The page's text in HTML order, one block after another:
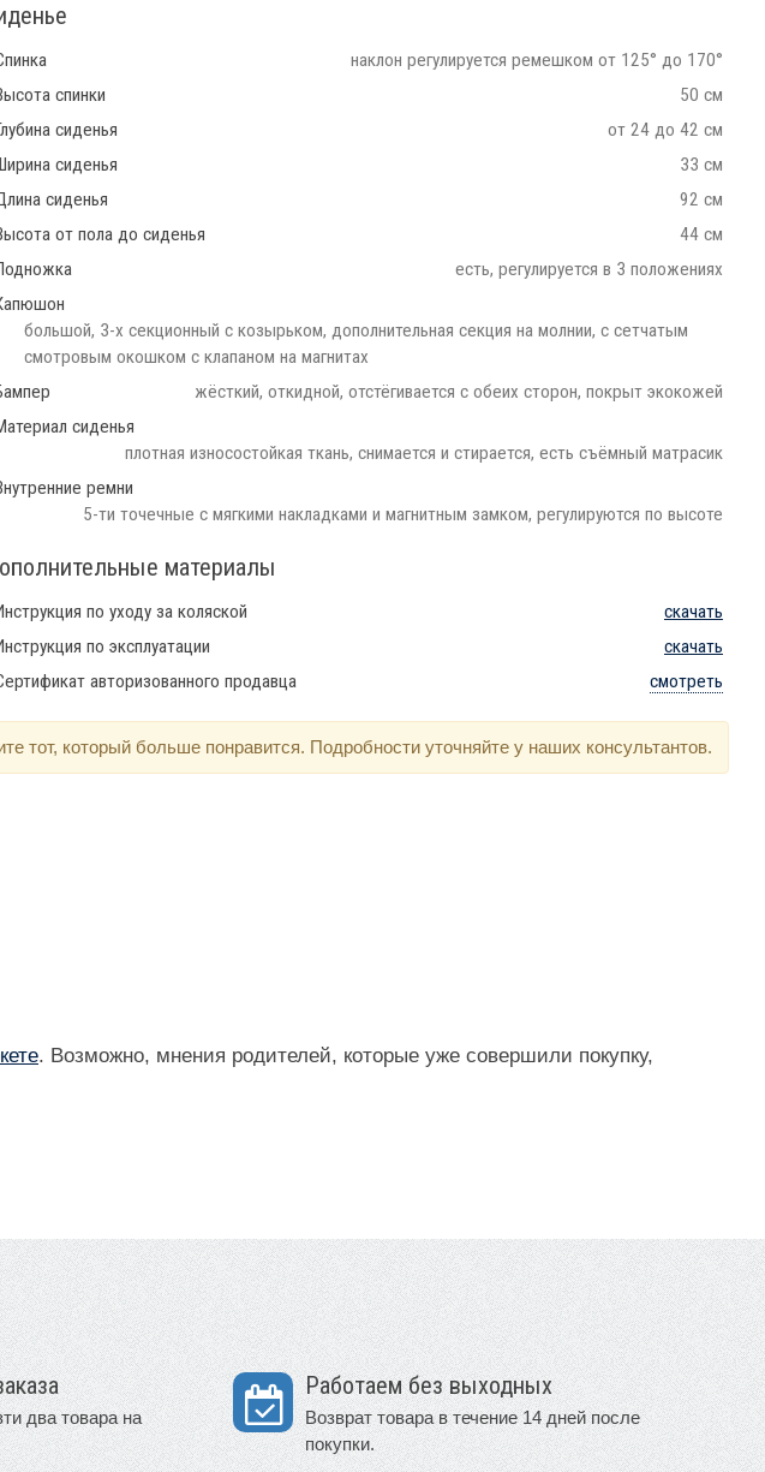
наклон регулируется ремешком от 125° до 170°
спинки
50 см
сиденья
от 24 до 42 см
сиденья
33 см
сиденья
92 см
от пола до сиденья
44 см
есть, регулируется в 3 положениях
большой, 3-х секционный с козырьком, дополнительная секция на молнии, с сетчатым
смотровым окошком с клапаном на магнитах
жёсткий, откидной, отстёгивается с обеих сторон, покрыт экокожей
сиденья
плотная износостойкая ткань, снимается и стирается, есть съёмный матрасик
ремни
5-ти точечные с мягкими накладками и магнитным замком, регулируются по высоте
материалы
по уходу за коляской
скачать
по эксплуатации
скачать
авторизованного продавца
смотреть
тот, который больше понравится. Подробности уточняйте у наших консультантов.
. Возможно, мнения родителей, которые уже совершили покупку,
два товара на
Работаем без выходных
Возврат товара в течение 14 дней после
покупки.